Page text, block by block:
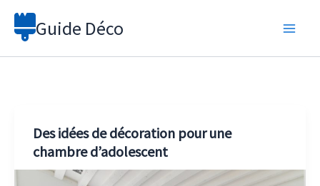
Aller
Guide Déco
Des idées de décoration pour une
chambre d’adolescent